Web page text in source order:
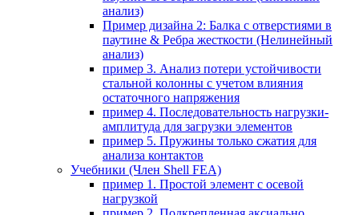
анализ)
Пример дизайна 2: Балка с отверстиями в
паутине & Ребра жесткости (Нелинейный
анализ)
пример 3. Анализ потери устойчивости
стальной колонны с учетом влияния
остаточного напряжения
пример 4. Последовательность нагрузки-
амплитуда для загрузки элементов
пример 5. Пружины только сжатия для
анализа контактов
Учебники (Член Shell FEA)
пример 1. Простой элемент с осевой
нагрузкой